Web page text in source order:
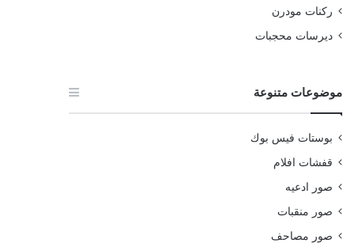
ركنات مودرن
ديرسات محجبات
موضوعات متنوعة
بوستات فيس بوك
قفشات افلام
صور ادعيه
صور منقبات
صور مصاحف